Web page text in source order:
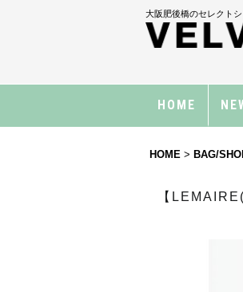
大阪肥後橋のセレクト
HOME
HOME > BAG/
【